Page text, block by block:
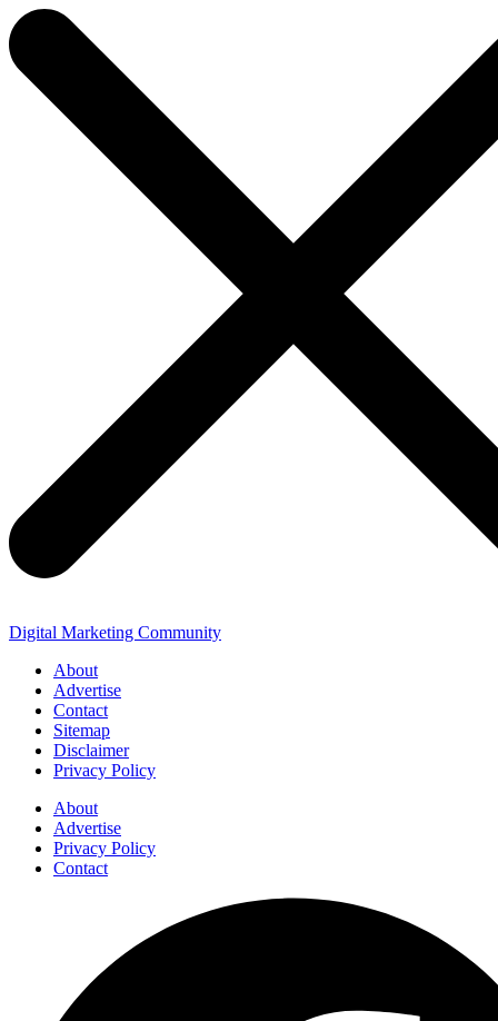
Digital Marketing Community
About
Advertise
Contact
Sitemap
Disclaimer
Privacy Policy
About
Advertise
Privacy Policy
Contact